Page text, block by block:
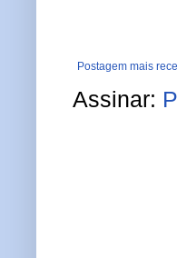
Postagem mais
Assinar: